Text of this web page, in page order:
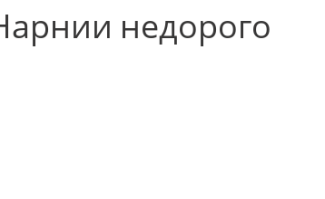
недорого